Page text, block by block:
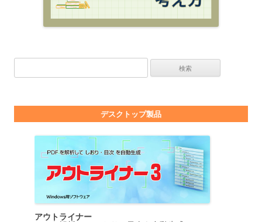
デスクトップ製品
アウトライナー